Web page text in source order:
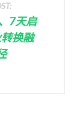
7天启
换融